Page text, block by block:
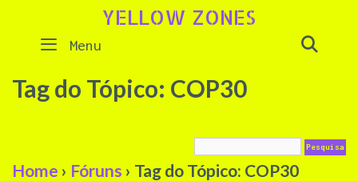
content
YELLOW ZONES
Menu
Tag do Tópico: COP30
Home › Fóruns › Tag do Tópico: COP30